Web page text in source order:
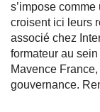
s’impose
croisent ici leurs
associé chez
formateur au
Mavence
gouvernance.